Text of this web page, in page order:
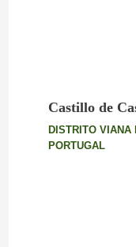
Castillo de
DISTRITO VIANA
PORTUGAL